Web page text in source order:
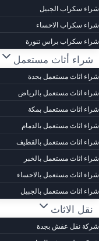
شراء سكراب الجبيل
شراء سكراب الاحساء
شراء سكراب براس تنورة
شراء أثاث مستعمل
شراء اثاث مستعمل بجدة
شراء اثاث مستعمل بالرياض
شراء اثاث مستعمل بمكة
شراء اثاث مستعمل بالدمام
شراء اثاث مستعمل بالقطيف
شراء اثاث مستعمل بالخبر
شراء اثاث مستعمل بالاحساء
شراء اثاث مستعمل بالجبيل
نقل الاثاث
شركة نقل عفش بجدة